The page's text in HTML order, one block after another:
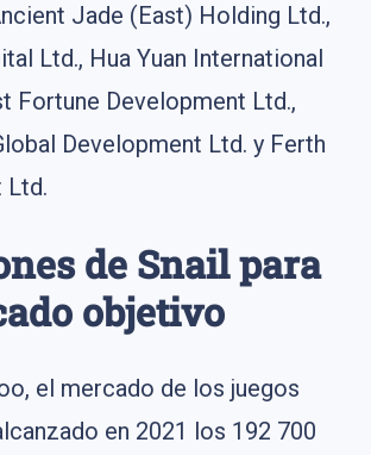
Jade (East) Holding Ltd.,
Ltd., Hua Yuan International
Fortune Development Ltd.,
Development Ltd. y Ferth
Ltd.
de Snail para
objetivo
el mercado de los juegos
en 2021 los 192 700